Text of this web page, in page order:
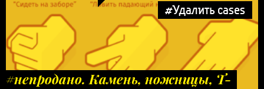
#Удалить cases
#непродано. Камень, ножницы, Т-